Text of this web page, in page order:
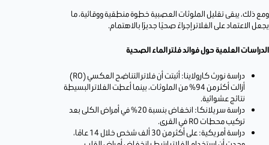
ومع ذلك، يبقى تقليل الملوثات العصبية خطوة منطقية ووقائية، ما
يجعل الاعتماد على الفلاتر إجراءً صحيًا جديرًا بالاهتمام.
الدراسات العلمية حول فوائد فلتر الماء الصحية
دراسة نورث كارولاينا: أثبتت أن فلاتر التناضح العكسي (RO)
أزالت أكثر من 94% من الملوثات، بينما أعطت الفلاتر البسيطة
نتائج عشوائية.
دراسة سريلانكا: انخفاض بنسبة 20% في أمراض الكلى بعد
تركيب محطات RO في القرى.
دراسة أمريكية: على أكثر من 30 ألف شخص خلال 14 عامًا،